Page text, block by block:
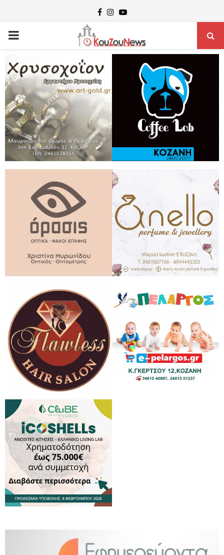
Facebook
Instagram
Youtube
PRIMARY
MENU